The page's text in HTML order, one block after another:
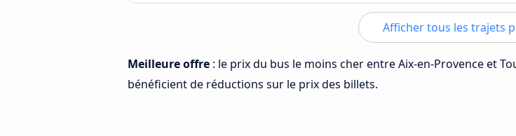
Afficher tous les trajets
Meilleure offre : le prix du bus le moins cher entre Aix-en-Provence et
bénéficient de réductions sur le prix des billets.